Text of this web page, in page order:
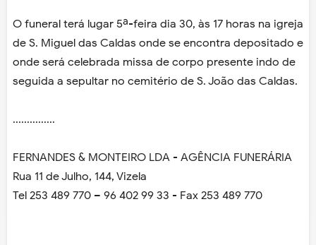
O funeral terá lugar 5ª-feira dia 30, às 17 horas na igreja
de S. Miguel das Caldas onde se encontra depositado e
onde será celebrada missa de corpo presente indo de
seguida a sepultar no cemitério de S. João das Caldas.
...............
FERNANDES & MONTEIRO LDA - AGÊNCIA FUNERÁRIA
Rua 11 de Julho, 144, Vizela
Tel 253 489 770 – 96 402 99 33 - Fax 253 489 770